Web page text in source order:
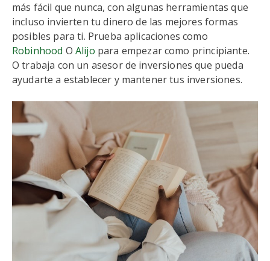
más fácil que nunca, con algunas herramientas que
incluso invierten tu dinero de las mejores formas
posibles para ti. Prueba aplicaciones como
Robinhood O Alijo para empezar como principiante.
O trabaja con un asesor de inversiones que pueda
ayudarte a establecer y mantener tus inversiones.